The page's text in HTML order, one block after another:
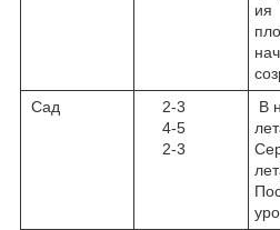
ия
Сад
2-3
4-5
2-3
В